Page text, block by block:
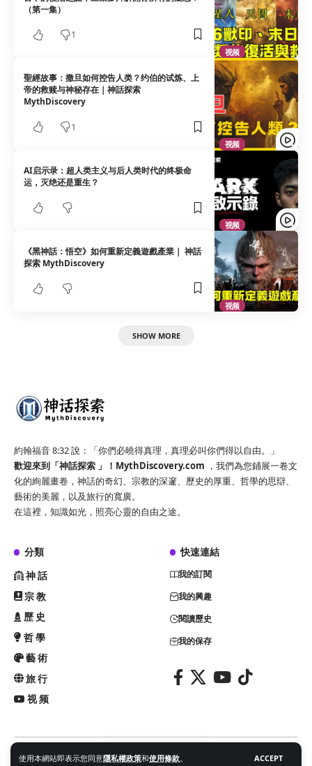
使用本網站即表示您同意隱私權政策和使用條款。 ACCEPT
视频
（第一集）
1
视频
聖經故事：撒旦如何控告人类？约伯的试炼、上
帝的救赎与神秘存在｜神話探索
MythDiscovery
1
视频
AI启示录：超人类主义与后人类时代的终极命
运，灭绝还是重生？
视频
《黑神話：悟空》如何重新定義遊戲產業｜ 神話
探索 MythDiscovery
SHOW MORE
約翰福音 8:32 說：「你們必曉得真理，真理必叫你們得以自由。」
歡迎來到「神話探索 」！ MythDiscovery.com ，我們為您鋪展一卷文
化的絢麗畫卷，神話的奇幻、宗教的深邃、歷史的厚重、哲學的思辯、
藝術的美麗，以及旅行的寬廣。
在這裡，知識如光，照亮心靈的自由之途。
分類
神話
宗教
歷史
哲學
藝術
旅行
视频
快速連結
我的訂閱
我的興趣
閱讀歷史
我的保存
@ 2024 神話探索 MythDiscovery.com. All Rights Reserved.